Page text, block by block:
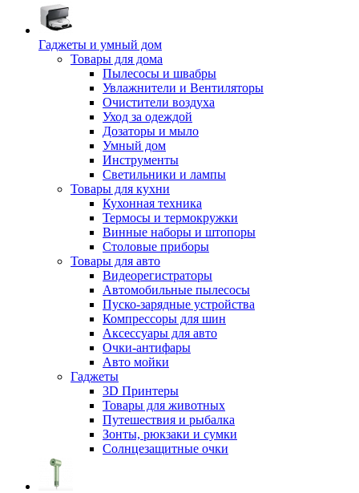
Гаджеты и умный дом
Товары для дома
Пылесосы и швабры
Увлажнители и Вентиляторы
Очистители воздуха
Уход за одеждой
Дозаторы и мыло
Умный дом
Инструменты
Светильники и лампы
Товары для кухни
Кухонная техника
Термосы и термокружки
Винные наборы и штопоры
Столовые приборы
Товары для авто
Видеорегистраторы
Автомобильные пылесосы
Пуско-зарядные устройства
Компрессоры для шин
Аксессуары для авто
Очки-антифары
Авто мойки
Гаджеты
3D Принтеры
Товары для животных
Путешествия и рыбалка
Зонты, рюкзаки и сумки
Солнцезащитные очки